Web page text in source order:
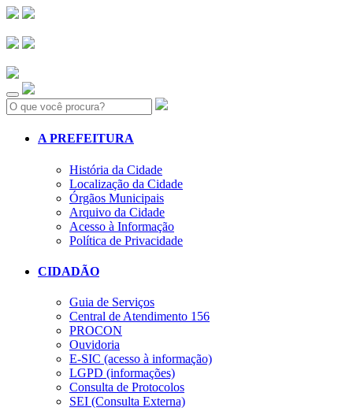
Search:
A PREFEITURA
História da Cidade
Localização da Cidade
Órgãos Municipais
Arquivo da Cidade
Acesso à Informação
Política de Privacidade
CIDADÃO
Guia de Serviços
Central de Atendimento 156
PROCON
Ouvidoria
E-SIC (acesso à informação)
LGPD (informações)
Consulta de Protocolos
SEI (Consulta Externa)